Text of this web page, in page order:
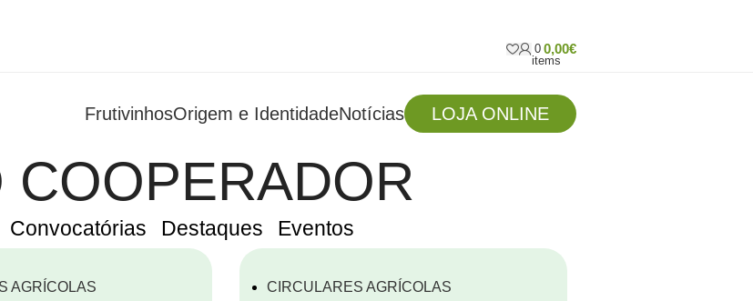
0
items
0,00€
FrutivinhosOrigem e IdentidadeNotícias LOJA ONLINE
COOPERADOR
Convocatórias Destaques Eventos
AGRÍCOLAS
CIRCULARES AGRÍCOLAS